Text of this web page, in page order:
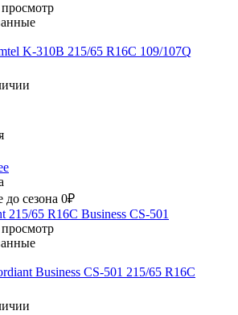
K-310В 215/65 R16C 109/107Q
до сезона 0₽
Business CS-501 215/65 R16C